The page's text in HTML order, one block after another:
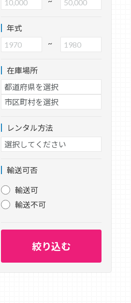
年式
~
在庫場所
レンタル方法
輸送可否
輸送可
輸送不可